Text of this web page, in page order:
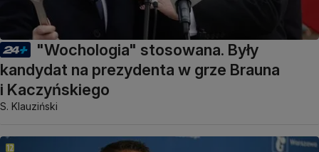
"Wochologia" stosowana. Były
kandydat na prezydenta w grze Brauna
i Kaczyńskiego
S. Klauziński